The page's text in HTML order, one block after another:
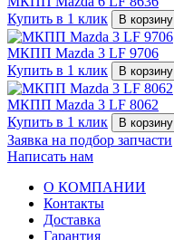
Купить в 1 клик
В корзину
МКПП Mazda 3 LF 9706
Купить в 1 клик
В корзину
МКПП Mazda 3 LF 8062
Купить в 1 клик
В корзину
Заявка на подбор запчасти
Написать нам
О КОМПАНИИ
Контакты
Доставка
Гарантия